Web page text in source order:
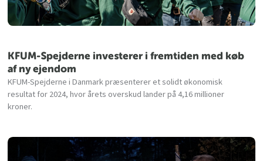
KFUM-Spejderne investerer i fremtiden med køb
af ny ejendom
KFUM-Spejderne i Danmark præsenterer et solidt økonomisk
resultat for 2024, hvor årets overskud lander på 4,16 millioner
kroner.